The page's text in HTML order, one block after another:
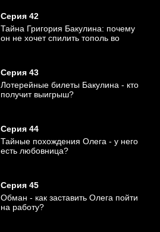
Серия 42
Тайна Григория Бакулина: почему
он не хочет спилить тополь во
Серия 43
Лотерейные билеты Бакулина - кто
получит выигрыш?
Серия 44
Тайные похождения Олега - у него
есть любовница?
Серия 45
Обман - как заставить Олега пойти
на работу?